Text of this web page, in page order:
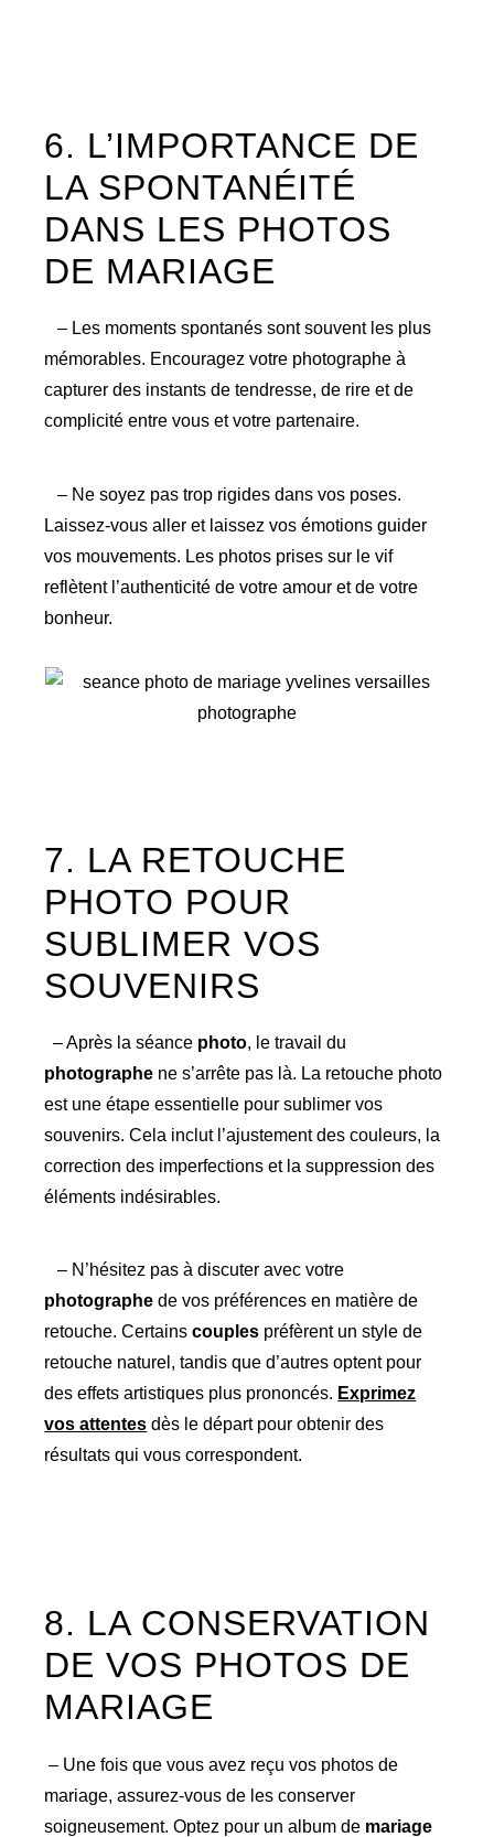
6. L’IMPORTANCE DE
LA SPONTANÉITÉ
DANS LES PHOTOS
DE MARIAGE
– Les moments spontanés sont souvent les plus
mémorables. Encouragez votre photographe à
capturer des instants de tendresse, de rire et de
complicité entre vous et votre partenaire.
– Ne soyez pas trop rigides dans vos poses.
Laissez-vous aller et laissez vos émotions guider
vos mouvements. Les photos prises sur le vif
reflètent l’authenticité de votre amour et de votre
bonheur.
7. LA RETOUCHE
PHOTO POUR
SUBLIMER VOS
SOUVENIRS
– Après la séance photo, le travail du
photographe ne s’arrête pas là. La retouche photo
est une étape essentielle pour sublimer vos
souvenirs. Cela inclut l’ajustement des couleurs, la
correction des imperfections et la suppression des
éléments indésirables.
– N’hésitez pas à discuter avec votre
photographe de vos préférences en matière de
retouche. Certainscouples préfèrent un style de
retouche naturel, tandis que d’autres optent pour
des effets artistiques plus prononcés. Exprimez
vos attentes dès le départ pour obtenir des
résultats qui vous correspondent.
8. LA CONSERVATION
DE VOS PHOTOS DE
MARIAGE
– Une fois que vous avez reçu vos photos de
mariage, assurez-vous de les conserver
soigneusement. Optez pour un album de mariage